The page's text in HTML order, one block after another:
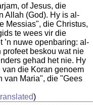
of Jesus, die
Allah (God). Hy is al-
Messias", die Christus,
te wees vir die
’n nuwe openbaring: al-
profeet beskou wat nie
gehad het nie. Hy
van die Koran genoem
van Maria", die "Gees
)